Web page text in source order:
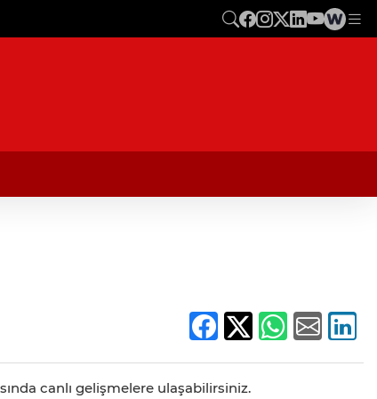
canlı gelişmelere ulaşabilirsiniz.